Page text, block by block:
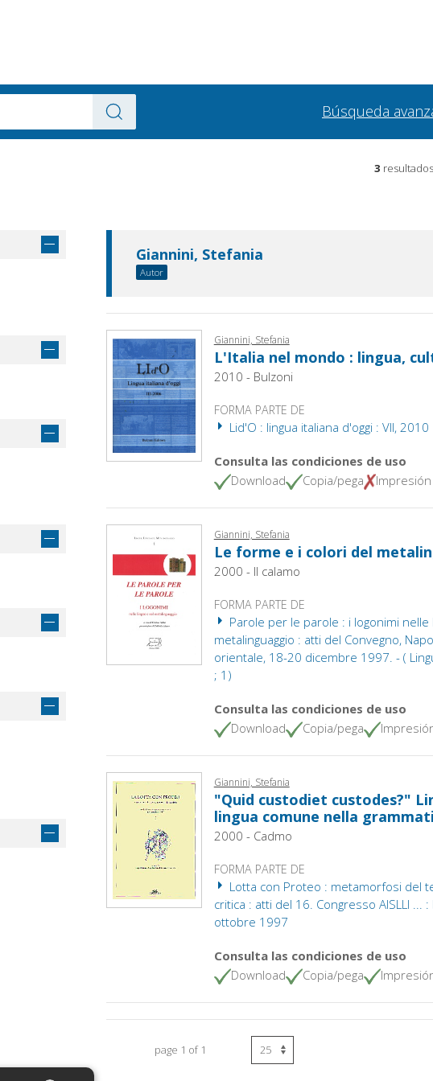
Búsqueda
3
Giannini, Stefania
Autor
Giannini, Stefania
L'Italia nel mondo : lingua,
2010 - Bulzoni
FORMA PARTE DE
Lid'O : lingua italiana d'oggi : VII, 2010
Consulta las condiciones de uso
Download
Copia/pega Impresión
Giannini, Stefania
Le forme e i colori del
2000 - Il calamo
FORMA PARTE DE
Parole per le parole : i logonimi nelle
metalinguaggio : atti del Convegno,
orientale, 18-20 dicembre 1997. - (
; 1)
Consulta las condiciones de uso
Download
Copia/pega
Giannini, Stefania
"Quid custodiet custodes?"
lingua comune nella
2000 - Cadmo
FORMA PARTE DE
Lotta con Proteo : metamorfosi del
critica : atti del 16. Congresso AISLLI ... :
ottobre 1997
Consulta las condiciones de uso
Download
Copia/pega
page 1 of 1